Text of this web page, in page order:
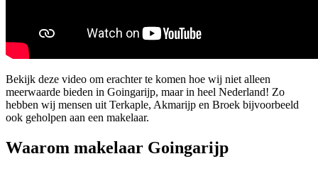
Bekijk deze video om erachter te komen hoe wij niet alleen
meerwaarde bieden in Goingarijp, maar in heel Nederland! Zo
hebben wij mensen uit Terkaple, Akmarijp en Broek bijvoorbeeld
ook geholpen aan een makelaar.
Waarom makelaar Goingarijp